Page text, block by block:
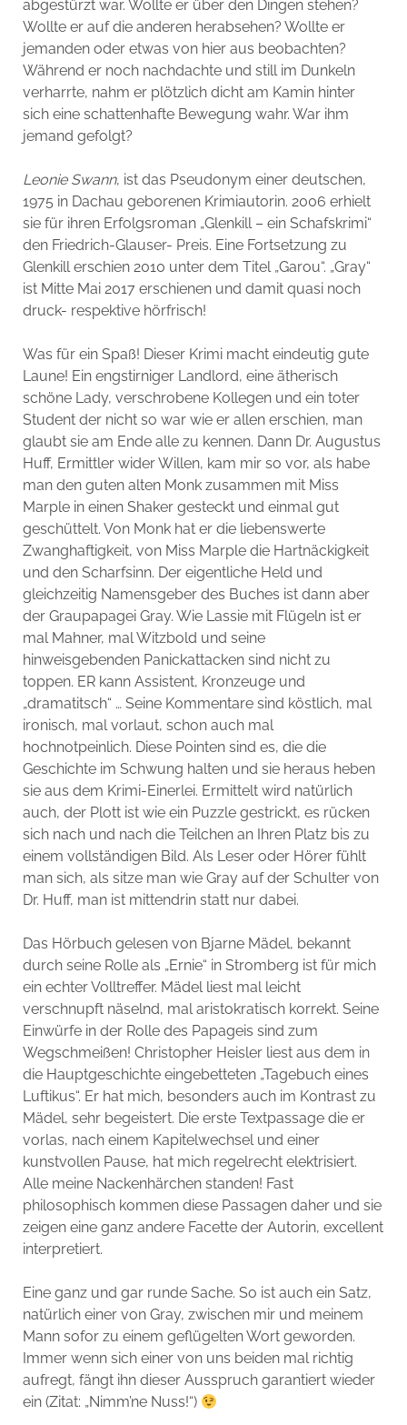
abgestürzt war. Wollte er über den Dingen stehen?
Wollte er auf die anderen herabsehen? Wollte er
jemanden oder etwas von hier aus beobachten?
Während er noch nachdachte und still im Dunkeln
verharrte, nahm er plötzlich dicht am Kamin hinter
sich eine schattenhafte Bewegung wahr. War ihm
jemand gefolgt?
Leonie Swann, ist das Pseudonym einer deutschen,
1975 in Dachau geborenen Krimiautorin. 2006 erhielt
sie für ihren Erfolgsroman „Glenkill – ein Schafskrimi“
den Friedrich-Glauser- Preis. Eine Fortsetzung zu
Glenkill erschien 2010 unter dem Titel „Garou“. „Gray“
ist Mitte Mai 2017 erschienen und damit quasi noch
druck- respektive hörfrisch!
Was für ein Spaß! Dieser Krimi macht eindeutig gute
Laune! Ein engstirniger Landlord, eine ätherisch
schöne Lady, verschrobene Kollegen und ein toter
Student der nicht so war wie er allen erschien, man
glaubt sie am Ende alle zu kennen. Dann Dr. Augustus
Huff, Ermittler wider Willen, kam mir so vor, als habe
man den guten alten Monk zusammen mit Miss
Marple in einen Shaker gesteckt und einmal gut
geschüttelt. Von Monk hat er die liebenswerte
Zwanghaftigkeit, von Miss Marple die Hartnäckigkeit
und den Scharfsinn. Der eigentliche Held und
gleichzeitig Namensgeber des Buches ist dann aber
der Graupapagei Gray. Wie Lassie mit Flügeln ist er
mal Mahner, mal Witzbold und seine
hinweisgebenden Panickattacken sind nicht zu
toppen. ER kann Assistent, Kronzeuge und
„dramatitsch“ … Seine Kommentare sind köstlich, mal
ironisch, mal vorlaut, schon auch mal
hochnotpeinlich. Diese Pointen sind es, die die
Geschichte im Schwung halten und sie heraus heben
sie aus dem Krimi-Einerlei. Ermittelt wird natürlich
auch, der Plott ist wie ein Puzzle gestrickt, es rücken
sich nach und nach die Teilchen an Ihren Platz bis zu
einem vollständigen Bild. Als Leser oder Hörer fühlt
man sich, als sitze man wie Gray auf der Schulter von
Dr. Huff, man ist mittendrin statt nur dabei.
Das Hörbuch gelesen von Bjarne Mädel, bekannt
durch seine Rolle als „Ernie“ in Stromberg ist für mich
ein echter Volltreffer. Mädel liest mal leicht
verschnupft näselnd, mal aristokratisch korrekt. Seine
Einwürfe in der Rolle des Papageis sind zum
Wegschmeißen! Christopher Heisler liest aus dem in
die Hauptgeschichte eingebetteten „Tagebuch eines
Luftikus“. Er hat mich, besonders auch im Kontrast zu
Mädel, sehr begeistert. Die erste Textpassage die er
vorlas, nach einem Kapitelwechsel und einer
kunstvollen Pause, hat mich regelrecht elektrisiert.
Alle meine Nackenhärchen standen! Fast
philosophisch kommen diese Passagen daher und sie
zeigen eine ganz andere Facette der Autorin, excellent
interpretiert.
Eine ganz und gar runde Sache. So ist auch ein Satz,
natürlich einer von Gray, zwischen mir und meinem
Mann sofor zu einem geflügelten Wort geworden.
Immer wenn sich einer von uns beiden mal richtig
aufregt, fängt ihn dieser Ausspruch garantiert wieder
ein (Zitat: „Nimm’ne Nuss!“)